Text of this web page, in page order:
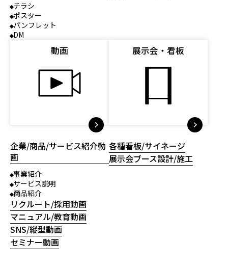
チラシ
ポスター
パンフレット
DM
動画
企業/商品/サービス紹介動
画
事業紹介
サービス説明
商品紹介
リクルート/採用動画
マニュアル/教育動画
SNS/縦型動画
セミナー動画
展示会・看板
各種看板/サイネージ
展示会ブース設計/施工